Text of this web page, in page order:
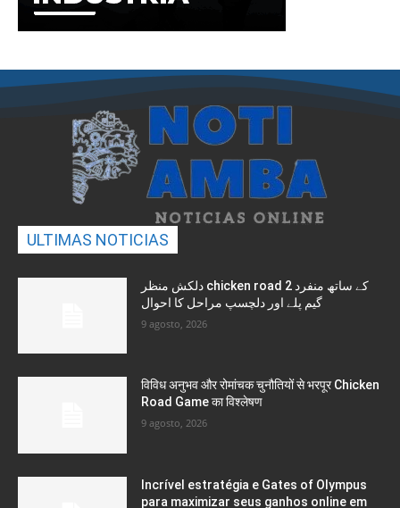
ULTIMAS NOTICIAS
دلکش منظر chicken road 2 کے ساتھ منفرد
گیم پلے اور دلچسپ مراحل کا احوال
9 agosto, 2026
विविध अनुभव और रोमांचक चुनौतियों से भरपूर Chicken
Road Game का विश्लेषण
9 agosto, 2026
Incrível estratégia e Gates of Olympus
para maximizar seus ganhos online em